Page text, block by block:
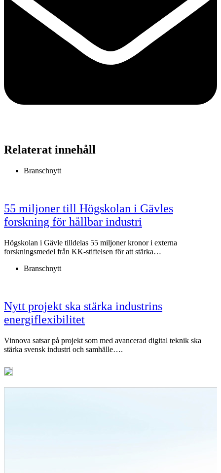
Relaterat innehåll
Branschnytt
55 miljoner till Högskolan i Gävles
forskning för hållbar industri
Högskolan i Gävle tilldelas 55 miljoner kronor i externa
forskningsmedel från KK-stiftelsen för att stärka…
Branschnytt
Nytt projekt ska stärka industrins
energiflexibilitet
Vinnova satsar på projekt som med avancerad digital teknik ska
stärka svensk industri och samhälle….